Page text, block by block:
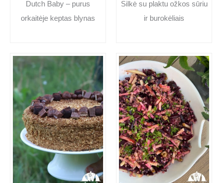
Dutch Baby – purus
orkaitėje keptas blynas
Silkė su plaktu ožkos sūriu
ir burokėliais